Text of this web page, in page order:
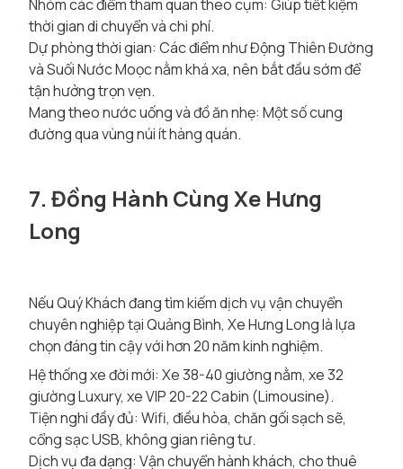
Nhóm các điểm tham quan theo cụm: Giúp tiết kiệm
thời gian di chuyển và chi phí.
Dự phòng thời gian: Các điểm như Động Thiên Đường
và Suối Nước Moọc nằm khá xa, nên bắt đầu sớm để
tận hưởng trọn vẹn.
Mang theo nước uống và đồ ăn nhẹ: Một số cung
đường qua vùng núi ít hàng quán.
7. Đồng Hành Cùng Xe Hưng
Long
Nếu Quý Khách đang tìm kiếm dịch vụ vận chuyển
chuyên nghiệp tại Quảng Bình, Xe Hưng Long là lựa
chọn đáng tin cậy với hơn 20 năm kinh nghiệm.
Hệ thống xe đời mới: Xe 38-40 giường nằm, xe 32
giường Luxury, xe VIP 20-22 Cabin (Limousine).
Tiện nghi đầy đủ: Wifi, điều hòa, chăn gối sạch sẽ,
cổng sạc USB, không gian riêng tư.
Dịch vụ đa dạng: Vận chuyển hành khách, cho thuê